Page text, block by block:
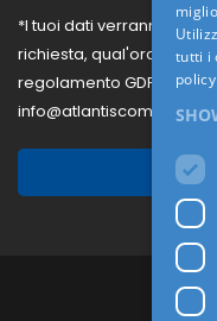
*I tuoi dati verranno
richiesta, qual'ora volessi
regolamento GDPR, puoi
info@atlantiscompany.it.
tutti i